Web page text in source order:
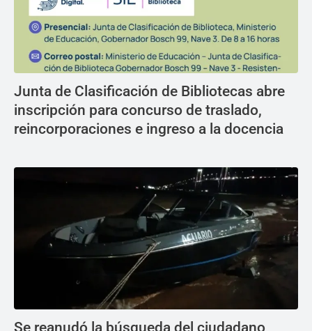
Junta de Clasificación de Bibliotecas abre
inscripción para concurso de traslado,
reincorporaciones e ingreso a la docencia
Se reanudó la búsqueda del ciudadano